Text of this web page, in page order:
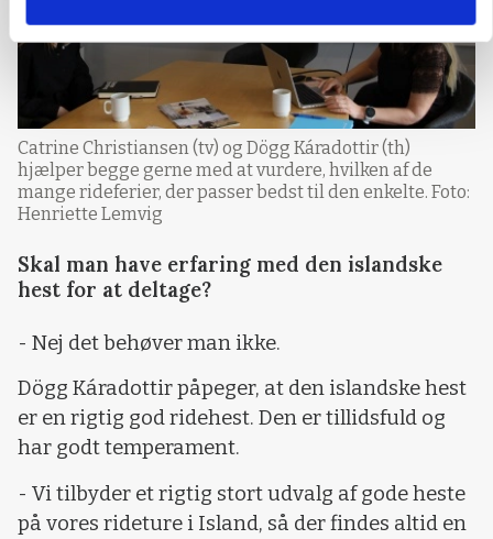
Catrine Christiansen (tv) og Dögg Káradottir (th)
hjælper begge gerne med at vurdere, hvilken af de
mange rideferier, der passer bedst til den enkelte. Foto:
Henriette Lemvig
Skal man have erfaring med den islandske
hest for at deltage?
- Nej det behøver man ikke.
Dögg Káradottir påpeger, at den islandske hest
er en rigtig god ridehest. Den er tillidsfuld og
har godt temperament.
- Vi tilbyder et rigtig stort udvalg af gode heste
på vores rideture i Island, så der findes altid en